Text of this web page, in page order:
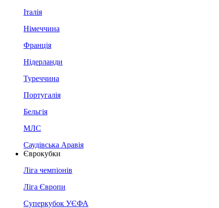
Італія
Німеччина
Франція
Нідерланди
Туреччина
Португалія
Бельгія
МЛС
Саудівська Аравія
Єврокубки
Ліга чемпіонів
Ліга Європи
Суперкубок УЄФА